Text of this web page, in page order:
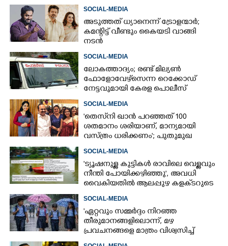
SOCIAL-MEDIA
അടുത്തത് ധ്യാനെന്ന് ട്രോളന്മാർ;
കമന്റിട്ട് വീണ്ടും കൈയടി വാങ്ങി
നടൻ
SOCIAL-MEDIA
ലോകത്താദ്യം; രണ്ട് മില്യണ്‍
ഫോളോവേഴ്‌സെന്ന റെക്കോഡ്
നേട്ടവുമായി കേരള പൊലീസ്
SOCIAL-MEDIA
'തെസ്‌നി ഖാൻ പറഞ്ഞത് 100
ശതമാനം ശരിയാണ്, മാന്യമായി
വസ്ത്രം ധരിക്കണം'; പുതുമുഖ
SOCIAL-MEDIA
'ട്യൂഷനുള്ള കുട്ടികൾ രാവിലെ വെള്ളവും
നീന്തി പോയിക്കഴിഞ്ഞു', അവധി
വൈകിയതിൽ ആലപ്പുഴ കളക്‌ടറുടെ
SOCIAL-MEDIA
"ഏറ്റവും സമ്മർദ്ദം നിറഞ്ഞ
തീരുമാനങ്ങളിലൊന്ന്,​ മഴ
പ്രവചനങ്ങളെ മാത്രം വിശ്വസിച്ച്